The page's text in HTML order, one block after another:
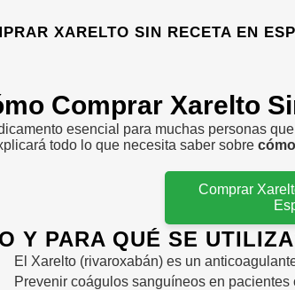
XARELTO SIN RECETA EN
Comprar Xarelto
esencial para muchas personas
todo lo que necesita saber sobre
Comprar
Y PARA QUÉ SE
El Xarelto (rivaroxabán) es un
Prevenir coágulos sanguíneos en